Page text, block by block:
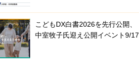
こどもDX白書2026を先行公開、
中室牧子氏迎え公開イベント9/17